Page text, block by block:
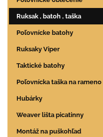
Ruksak , batoh , taška
Poľovnícke batohy
Ruksaky Viper
Taktické batohy
Poľovnícka taška na rameno
Hubárky
Weaver lišta picatinny
Montáž na puškohľad